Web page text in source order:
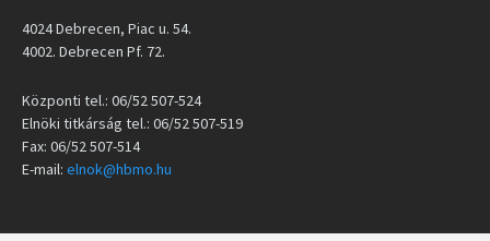
4024 Debrecen, Piac u. 54.
4002. Debrecen Pf. 72.
Központi tel.: 06/52 507-524
Elnöki titkárság tel.: 06/52 507-519
Fax: 06/52 507-514
E-mail: elnok@hbmo.hu